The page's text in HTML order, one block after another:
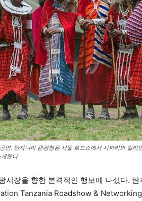
연. 탄자니아 관광청은 서울 로드쇼에서 사파리와 킬
했다
시장을 향한 본격적인 행보에 나섰다.
Tanzania Roadshow &